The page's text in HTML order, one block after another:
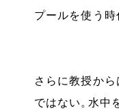
プールを使う時
さらに教授から
ではない 。水中